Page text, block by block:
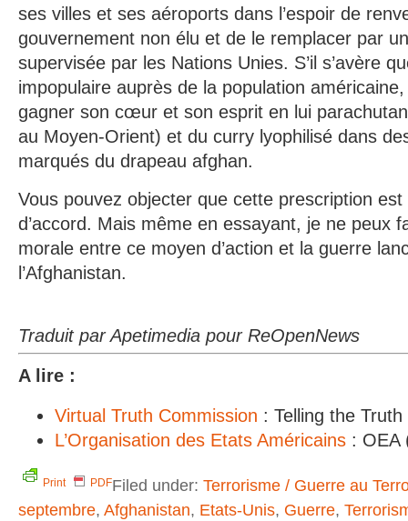
ses villes et ses aéroports dans l’espoir de
gouvernement non élu et de le remplacer par
supervisée par les Nations Unies. S’il s’avère
impopulaire auprès de la population
gagner son cœur et son esprit en lui
au Moyen-Orient) et du curry lyophilisé dans
marqués du drapeau afghan.
Vous pouvez objecter que cette prescription
d’accord. Mais même en essayant, je ne peux
morale entre ce moyen d’action et la guerre
l’Afghanistan.
Traduit par Apetimedia pour ReOpenNews
A lire :
Virtual Truth Commission : Telling the
L’Organisation des Etats Américains : OEA
Print PDFFiled under: Terrorisme / Guerre au
septembre, Afghanistan, Etats-Unis, Guerre,